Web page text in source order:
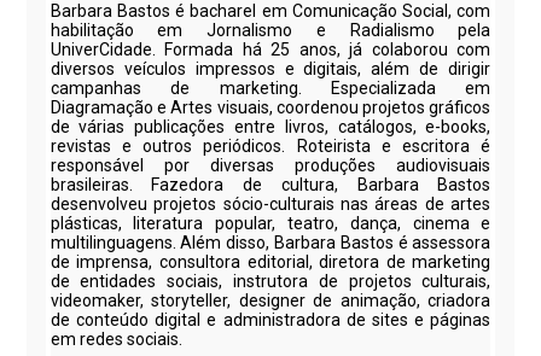
Barbara Bastos é bacharel em Comunicação Social, com
habilitação em Jornalismo e Radialismo pela
UniverCidade. Formada há 25 anos, já colaborou com
diversos veículos impressos e digitais, além de dirigir
campanhas de marketing. Especializada em
Diagramação e Artes visuais, coordenou projetos gráficos
de várias publicações entre livros, catálogos, e-books,
revistas e outros periódicos. Roteirista e escritora é
responsável por diversas produções audiovisuais
brasileiras. Fazedora de cultura, Barbara Bastos
desenvolveu projetos sócio-culturais nas áreas de artes
plásticas, literatura popular, teatro, dança, cinema e
multilinguagens. Além disso, Barbara Bastos é assessora
de imprensa, consultora editorial, diretora de marketing
de entidades sociais, instrutora de projetos culturais,
videomaker, storyteller, designer de animação, criadora
de conteúdo digital e administradora de sites e páginas
em redes sociais.